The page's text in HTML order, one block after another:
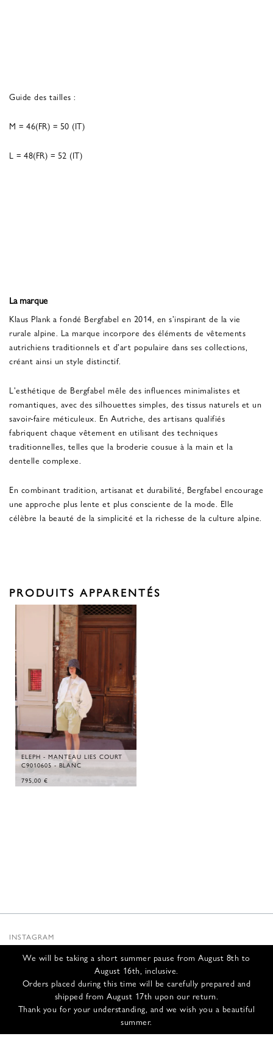
We will be taking a short summer pause from August 8th to
August 16th, inclusive.
Orders placed during this time will be carefully prepared and
shipped from August 17th upon our return.
Thank you for your understanding, and we wish you a beautiful
summer.
Guide des tailles :
M = 46(FR) = 50 (IT)
L = 48(FR) = 52 (IT)
La marque
Klaus Plank a fondé Bergfabel en 2014, en s'inspirant de la vie
rurale alpine. La marque incorpore des éléments de vêtements
autrichiens traditionnels et d'art populaire dans ses collections,
créant ainsi un style distinctif.
L'esthétique de Bergfabel mêle des influences minimalistes et
romantiques, avec des silhouettes simples, des tissus naturels et un
savoir-faire méticuleux. En Autriche, des artisans qualifiés
fabriquent chaque vêtement en utilisant des techniques
traditionnelles, telles que la broderie cousue à la main et la
dentelle complexe.
En combinant tradition, artisanat et durabilité, Bergfabel encourage
une approche plus lente et plus consciente de la mode. Elle
célèbre la beauté de la simplicité et la richesse de la culture alpine.
PRODUITS APPARENTÉS
ELEPH - MANTEAU LIES COURT
C9010605 - BLANC
795,00 €
INSTAGRAM
INFOS
NOUS CONTACTER
EXPÉDITION ET RETOURS